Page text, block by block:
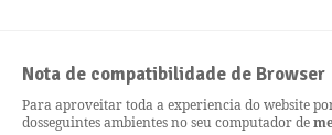
Nota de compatibilidade de Browser
Para aproveitar toda a experiencia do website
dosseguintes ambientes no seu computador de